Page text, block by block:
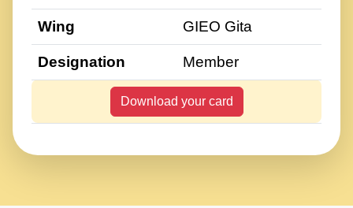
Wing GIEO Gita
Designation Member
Download your card